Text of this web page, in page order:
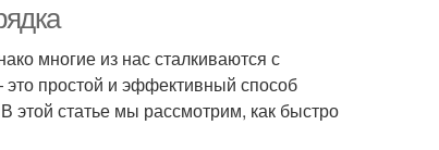
многие из нас сталкиваются с
это простой и эффективный способ
этой статье мы рассмотрим, как быстро